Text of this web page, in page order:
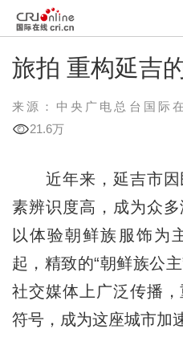
旅拍 重构延吉
来源：中央广电总台国际
21.6万
近年来，延吉市因
素辨识度高，成为众
以体验朝鲜族服饰为
起，精致的“朝鲜族公
社交媒体上广泛传播
符号，成为这座城市加